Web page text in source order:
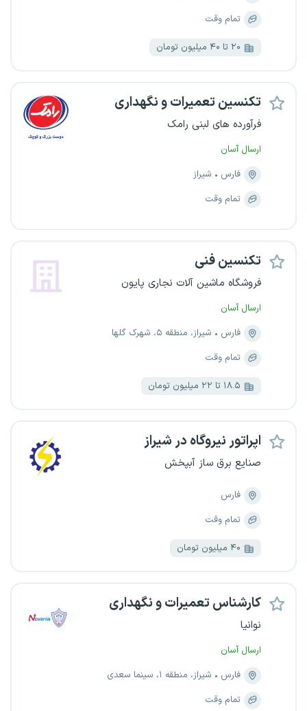
تمام وقت
۲۰ تا ۴۰ میلیون تومان
تکنسین تعمیرات و نگهداری
فرآورده های لبنی رامک
ارسال آسان
فارس
شیراز
تمام وقت
تکنسین فنی
فروشگاه ماشین آلات نجاری پایون
ارسال آسان
فارس
شیراز، منطقه ۵، شهرک گلها
تمام وقت
۱۸.۵ تا ۲۲ میلیون تومان
اپراتور نیروگاه در شیراز
صنایع برق ساز آبپخش
فارس
تمام وقت
۴۰ میلیون تومان
کارشناس تعمیرات و نگهداری
نوانیا
ارسال آسان
فارس
شیراز، منطقه ۱، سینما سعدی
تمام وقت